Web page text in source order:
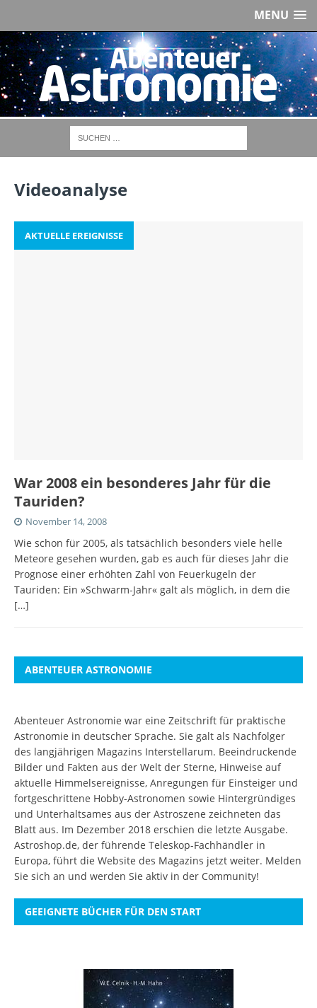
MENU
Videoanalyse
AKTUELLE EREIGNISSE
War 2008 ein besonderes Jahr für die
Tauriden?
November 14, 2008
Wie schon für 2005, als tatsächlich besonders viele helle
Meteore gesehen wurden, gab es auch für dieses Jahr die
Prognose einer erhöhten Zahl von Feuerkugeln der
Tauriden: Ein »Schwarm-Jahr« galt als möglich, in dem die
[…]
ABENTEUER ASTRONOMIE
Abenteuer Astronomie war eine Zeitschrift für praktische
Astronomie in deutscher Sprache. Sie galt als Nachfolger
des langjährigen Magazins Interstellarum. Beeindruckende
Bilder und Fakten aus der Welt der Sterne, Hinweise auf
aktuelle Himmelsereignisse, Anregungen für Einsteiger und
fortgeschrittene Hobby-Astronomen sowie Hintergründiges
und Unterhaltsames aus der Astroszene zeichneten das
Blatt aus. Im Dezember 2018 erschien die letzte Ausgabe.
Astroshop.de, der führende Teleskop-Fachhändler in
Europa, führt die Website des Magazins jetzt weiter. Melden
Sie sich an und werden Sie aktiv in der Community!
GEEIGNETE BÜCHER FÜR DEN START